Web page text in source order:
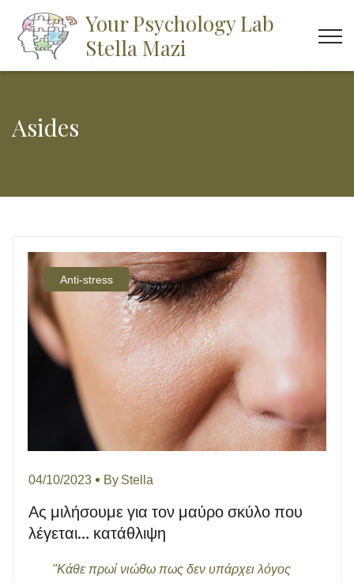
Your Psychology Lab
Stella Mazi
Asides
Anti-stress
04/10/2023 By Stella
Ας μιλήσουμε για τον μαύρο σκύλο που
λέγεται… κατάθλιψη
"Κάθε πρωί νιώθω πως δεν υπάρχει λόγος